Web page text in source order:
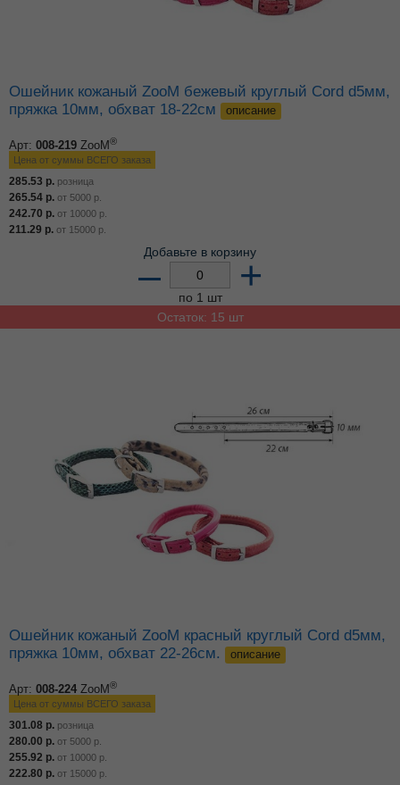
Ошейник кожаный ZooM бежевый круглый Cord d5мм,
пряжка 10мм, обхват 18-22см
описание
Арт: 008-219 ZooM®
Цена от суммы ВСЕГО заказа
285.53 р. розница
265.54 р. от 5000 р.
242.70 р. от 10000 р.
211.29 р. от 15000 р.
Добавьте в корзину
– +
по 1 шт
Остаток: 15 шт
Ошейник кожаный ZooM красный круглый Cord d5мм,
пряжка 10мм, обхват 22-26см.
описание
Арт: 008-224 ZooM®
Цена от суммы ВСЕГО заказа
301.08 р. розница
280.00 р. от 5000 р.
255.92 р. от 10000 р.
222.80 р. от 15000 р.